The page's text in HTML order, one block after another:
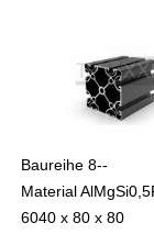
Baureihe 8--
Material
6040 x 80 x 80